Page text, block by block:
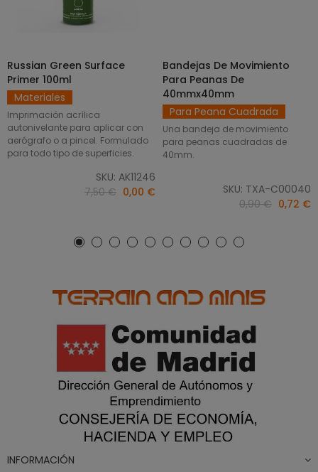
AÑADIR AL CARRITO
Russian Green Surface
Primer 100ml
Materiales
Imprimación acrílica
autonivelante para aplicar con
aerógrafo o a pincel. Formulado
para todo tipo de superficies.
SKU: AK11246
7,50 € 0,00 €
SELECCIONAR OPCIONES
Bandejas De Movimiento
Para Peanas De
40mmx40mm
Para Peana Cuadrada
Una bandeja de movimiento
para peanas cuadradas de
40mm.
SKU: TXA-C00040
0,90 € 0,72 €
INFORMACIÓN